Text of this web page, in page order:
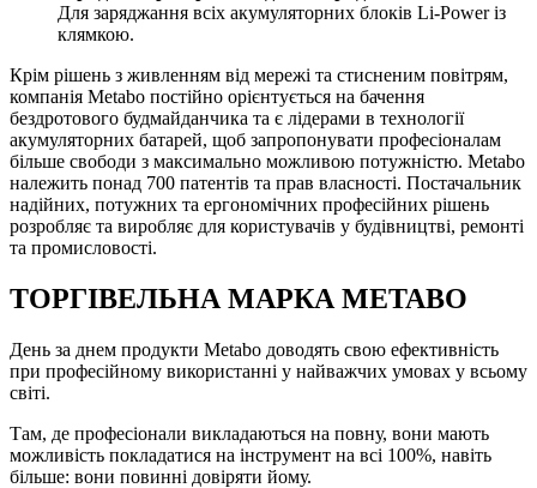
Для заряджання всіх акумуляторних блоків Li-Power із
клямкою.
Крім рішень з живленням від мережі та стисненим повітрям,
компанія Metabo постійно орієнтується на бачення
бездротового будмайданчика та є лідерами в технології
акумуляторних батарей, щоб запропонувати професіоналам
більше свободи з максимально можливою потужністю. Metabo
належить понад 700 патентів та прав власності. Постачальник
надійних, потужних та ергономічних професійних рішень
розробляє та виробляє для користувачів у будівництві, ремонті
та промисловості.
ТОРГІВЕЛЬНА МАРКА METABO
День за днем продукти Metabo доводять свою ефективність
при професійному використанні у найважчих умовах у всьому
світі.
Там, де професіонали викладаються на повну, вони мають
можливість покладатися на інструмент на всі 100%, навіть
більше: вони повинні довіряти йому.